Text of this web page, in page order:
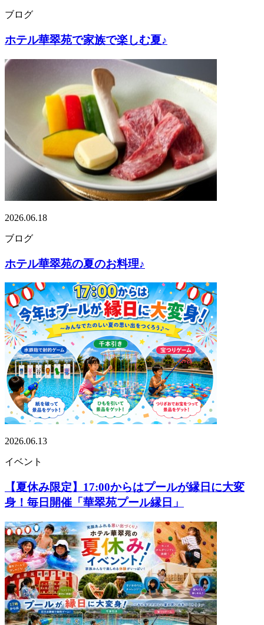
ブログ
ホテル華翠苑で家族で楽しむ夏♪
2026.06.18
ブログ
ホテル華翠苑の夏のお料理♪
2026.06.13
イベント
【夏休み限定】17:00からはプールが縁日に大変
身！毎日開催「華翠苑プール縁日」